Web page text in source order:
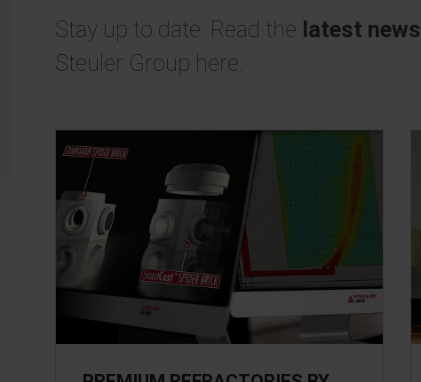
Stay up to date: Read the latest news
Steuler Group here.